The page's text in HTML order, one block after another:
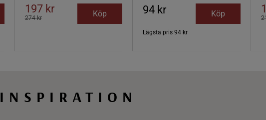
197 kr
274 kr Köp 94 kr Köp
Lägsta pris 94 kr
INSPIRATION